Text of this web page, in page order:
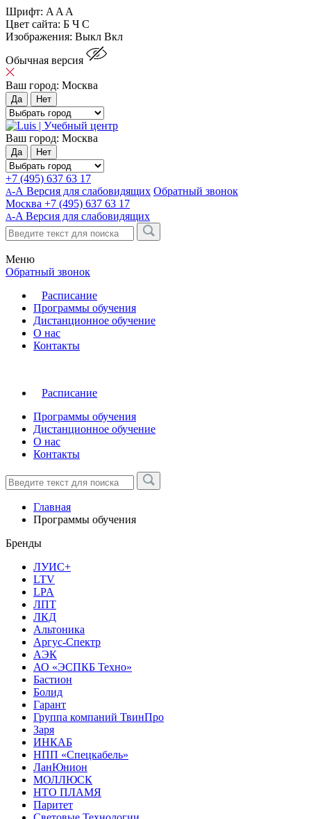
Шрифт: A A A
Цвет сайта: Б Ч С
Изображения: Выкл Вкл
Обычная версия
Ваш город: Москва
Да Нет
Ваш город: Москва
Да Нет
+7 (495) 637 63 17
А-А Версия для слабовидящих Обратный звонок
Москва +7 (495) 637 63 17
A-A Версия для слабовидящих
Меню
Обратный звонок
Расписание
Программы обучения
Дистанционное обучение
О нас
Контакты
Расписание
Программы обучения
Дистанционное обучение
О нас
Контакты
Главная
Программы обучения
Бренды
ЛУИС+
LTV
LPA
ЛПТ
ЛКД
Альтоника
Аргус-Спектр
АЭК
АО «ЭСПКБ Техно»
Бастион
Болид
Гарант
Группа компаний ТвинПро
Заря
ИНКАБ
НПП «Спецкабель»
ЛанЮнион
МОЛЛЮСК
НТО ПЛАМЯ
Паритет